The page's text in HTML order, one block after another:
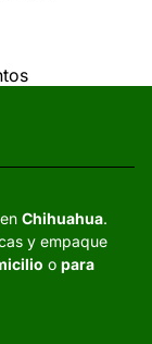
en Chihuahua.
y empaque
o para